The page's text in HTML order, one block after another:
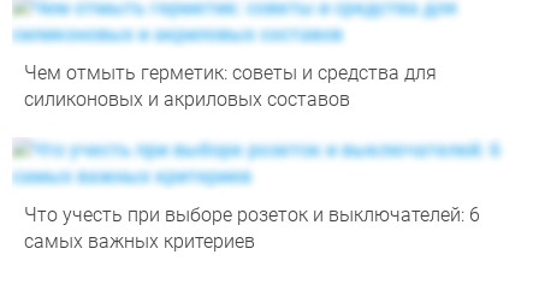
Чем отмыть герметик: советы и средства для
силиконовых и акриловых составов
Что учесть при выборе розеток и выключателей: 6
самых важных критериев